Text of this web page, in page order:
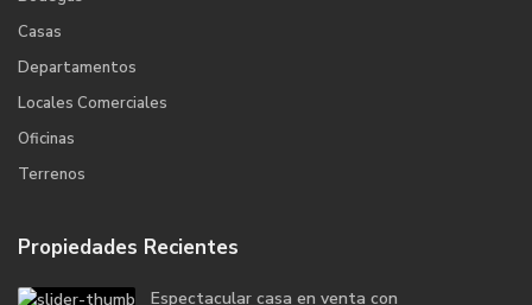
Casas
Departamentos
Locales Comerciales
Oficinas
Terrenos
Propiedades Recientes
Espectacular casa en venta con